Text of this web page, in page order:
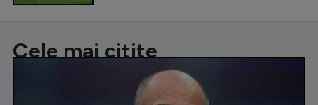
Cele mai citite